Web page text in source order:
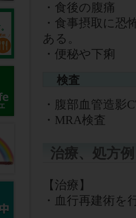
・食後の腹痛
・食事摂取に
ある。
・便秘や下痢
検査
・腹部血管造影
・ MRA検査
治療、処方例
【治療】
・血行再建術を